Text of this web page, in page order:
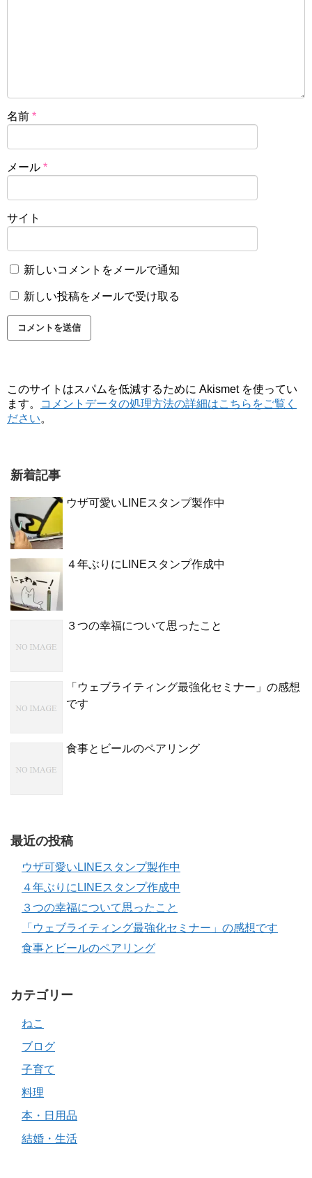
名前 *
メール *
サイト
新しいコメントをメールで通知
新しい投稿をメールで受け取る
このサイトはスパムを低減するために Akismet を使ってい
ます。
コメントデータの処理方法の詳細はこちらをご覧く
ださい。
新着記事
ウザ可愛いLINEスタンプ製作中
４年ぶりにLINEスタンプ作成中
３つの幸福について思ったこと
「ウェブライティング最強化セミナー」の感想
です
食事とビールのペアリング
最近の投稿
ウザ可愛いLINEスタンプ製作中
４年ぶりにLINEスタンプ作成中
３つの幸福について思ったこと
「ウェブライティング最強化セミナー」の感想です
食事とビールのペアリング
カテゴリー
ねこ
ブログ
子育て
料理
本・日用品
結婚・生活